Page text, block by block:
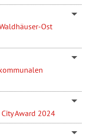
Ost
Award 2024